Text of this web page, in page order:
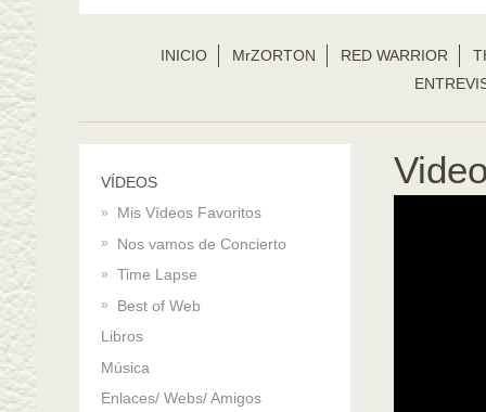
INICIO MrZORTON RED WARRIOR
VÍDEOS
Mis Vídeos Favoritos
Nos vamos de Concierto
Time Lapse
Best of Web
Libros
Música
Enlaces/ Webs/ Amigos